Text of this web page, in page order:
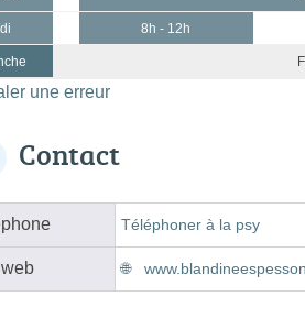
8h - 12h
une erreur
Contact
Téléphoner à la psy